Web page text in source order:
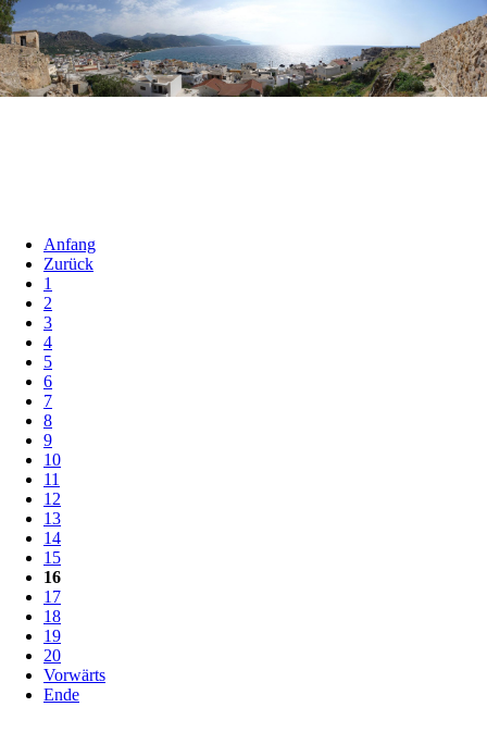
Anfang
Zurück
1
2
3
4
5
6
7
8
9
10
11
12
13
14
15
16
17
18
19
20
Vorwärts
Ende